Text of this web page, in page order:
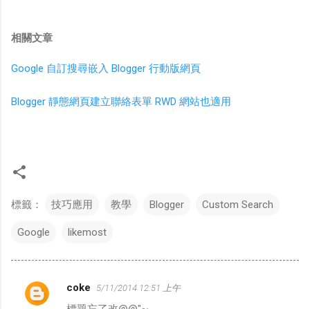
相關文章
Google 自訂搜尋嵌入 Blogger 行動版網頁
Blogger 靜態網頁建立聯絡表單 RWD 網站也適用
標籤： 技巧應用 教學 Blogger Custom Search
Google likemost
留
coke 5/11/2014 12:51 上午